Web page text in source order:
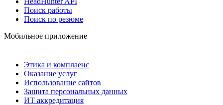
Поиск работы
Поиск по резюме
Мобильное приложение
Этика и комплаенс
Оказание услуг
Использование сайтов
Защита персональных данных
ИТ аккредитация